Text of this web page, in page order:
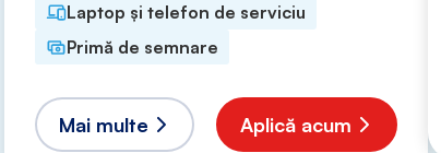
Laptop și telefon de serviciu
Primă de semnare
Mai multe Aplică acum